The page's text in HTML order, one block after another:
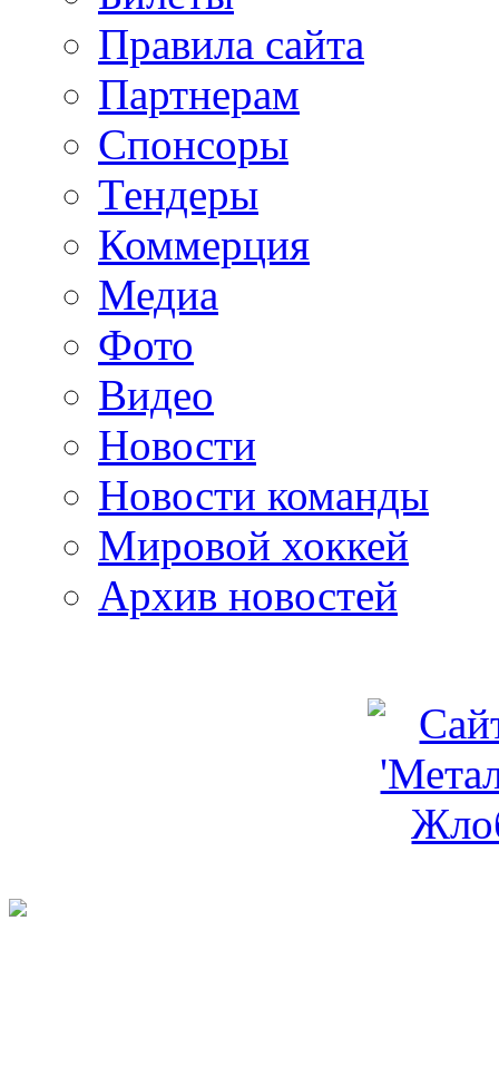
Правила сайта
Партнерам
Спонсоры
Тендеры
Коммерция
Медиа
Фото
Видео
Новости
Новости команды
Мировой хоккей
Архив новостей